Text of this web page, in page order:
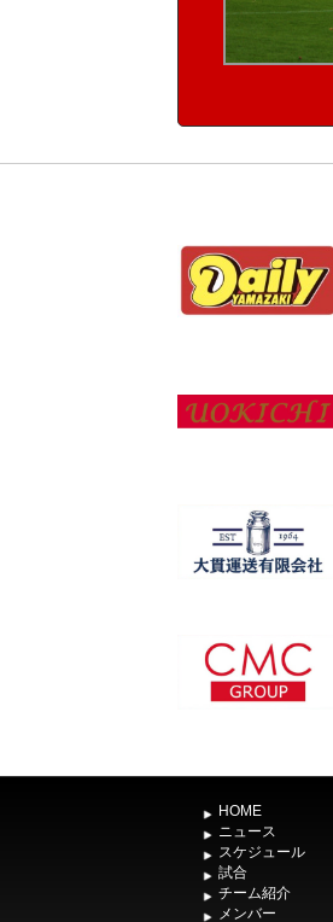
HOME
ニュース
スケジュール
試合
チーム紹介
メンバー